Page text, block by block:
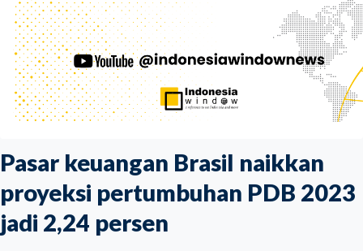
Pasar keuangan Brasil naikkan
proyeksi pertumbuhan PDB 2023
jadi 2,24 persen